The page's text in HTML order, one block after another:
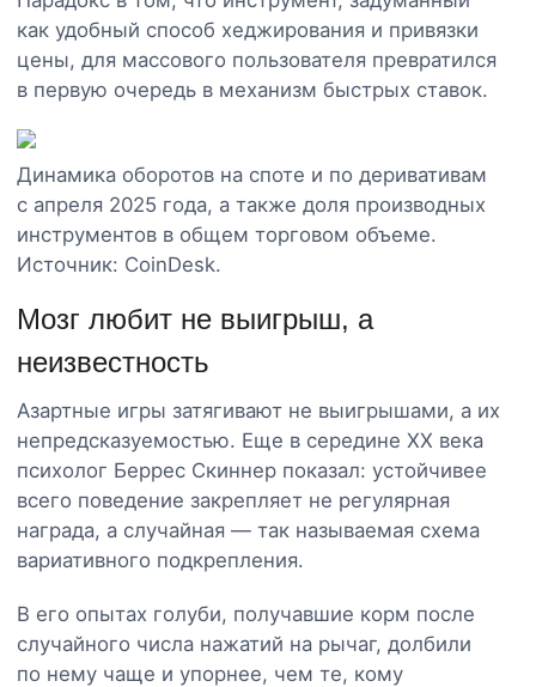
как удобный способ хеджирования и привязки
цены, для массового пользователя превратился
в первую очередь в механизм быстрых ставок.
Динамика оборотов на споте и по деривативам
с апреля 2025 года, а также доля производных
инструментов в общем торговом объеме.
Источник: CoinDesk.
Мозг любит не выигрыш, а
неизвестность
Азартные игры затягивают не выигрышами, а их
непредсказуемостью. Еще в середине XX века
психолог Беррес Скиннер показал: устойчивее
всего поведение закрепляет не регулярная
награда, а случайная — так называемая схема
вариативного подкрепления.
В его опытах голуби, получавшие корм после
случайного числа нажатий на рычаг, долбили
по нему чаще и упорнее, чем те, кому